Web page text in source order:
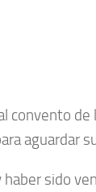
convento
aguardar
sido